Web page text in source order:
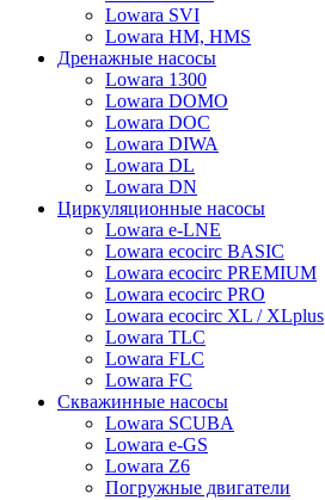
Lowara SVI
Lowara HM, HMS
Дренажные насосы
Lowara 1300
Lowara DOMO
Lowara DOC
Lowara DIWA
Lowara DL
Lowara DN
Циркуляционные насосы
Lowara e-LNE
Lowara ecocirc BASIC
Lowara ecocirc PREMIUM
Lowara ecocirc PRO
Lowara ecocirc XL / XLplus
Lowara TLC
Lowara FLC
Lowara FC
Скважинные насосы
Lowara SCUBA
Lowara e-GS
Lowara Z6
Погружные двигатели